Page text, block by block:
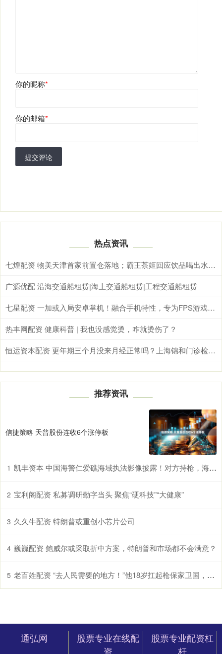
你的昵称*
你的邮箱*
提交评论
热点资讯
七煌配资 物美天津首家前置仓落地；霸王茶姬回应饮品喝出水银；
广源优配 沿海交通船租赁|海上交通船租赁|工程交通船租赁
七星配资 一加或入局安卓掌机！融合手机特性，专为FPS游戏打造
热丰网配资 健康科普 | 我也没感觉烫，咋就烫伤了？
恒运资本配资 更年期三个月没来月经正常吗？上海锦和门诊检测指南+费用参考
推荐资讯
信捷策略 天普股份连收6个涨停板
1 凯丰资本 中国海警仁爱礁海域执法影像披露！对方持枪，海警大喊“冲我来” 无畏捍卫主权
2 宝利阁配资 私募调研勤字当头 聚焦“硬科技”“大健康”
3 久久牛配资 特朗普或重创小芯片公司
4 巍巍配资 鲍威尔或采取折中方案，特朗普和市场都不会满意？
5 老百姓配资 “去人民需要的地方！”他18岁扛起枪保家卫国，在战场伏击杀敌
通弘网
股票专业在线配
资
股票专业配资杠
杆